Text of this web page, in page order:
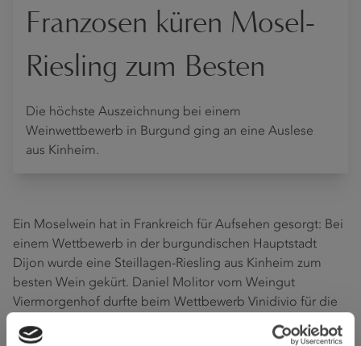
Franzosen küren Mosel-
Riesling zum Besten
Die höchste Auszeichnung bei einem
Weinwettbewerb in Burgund ging an eine Auslese
aus Kinheim.
Ein Moselwein hat in Frankreich für Aufsehen gesorgt: Bei
einem Wettbewerb in der burgundischen Hauptstadt
Dijon wurde eine Steillagen-Riesling aus Kinheim zum
besten Wein gekürt. Daniel Molitor vom Weingut
Viermorgenhof durfte beim Wettbewerb Vinidivio für die
2015 Kinheimer Rosenberg Riesling Auslese die "Médaille
de Diamant" als höchste Auszeichnung